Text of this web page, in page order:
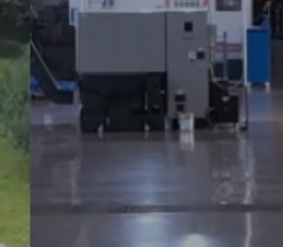
Piezas y
de cobalto